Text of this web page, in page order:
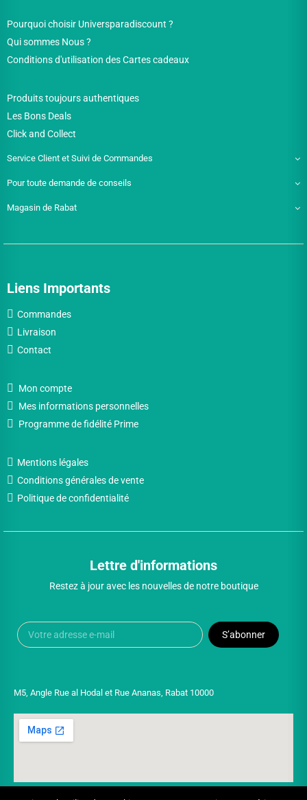
Pourquoi choisir Universparadiscount ?
Qui sommes Nous ?
Conditions d'utilisation des Cartes cadeaux
Produits toujours authentiques
Les Bons Deals
Click and Collect
Service Client et Suivi de Commandes
Pour toute demande de conseils
Magasin de Rabat
Liens Importants
Commandes
Livraison
Contact
Mon compte
Mes informations personnelles
Programme de fidélité Prime
Mentions légales
Conditions générales de vente
Politique de confidentialité
Lettre d'informations
Restez à jour avec les nouvelles de notre boutique
S’abonner
M5, Angle Rue al Hodal et Rue Ananas, Rabat 10000